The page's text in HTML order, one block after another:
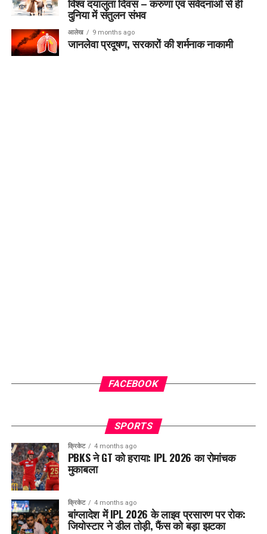
दुनिया में संतुलन संभव
आलेख 9 months ago
जानलेवा प्रदूषण, सरकारों की शर्मनाक नाकामी
FACEBOOK
SPORTS
क्रिकेट 4 months ago
PBKS ने GT को हराया: IPL 2026 का रोमांचक
मुकाबला
क्रिकेट 4 months ago
बांग्लादेश में IPL 2026 के लाइव प्रसारण पर रोक:
जियोस्टार ने डील तोड़ी, फैंस को बड़ा झटका